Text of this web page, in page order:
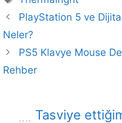
PlayStation 5 ve
Neler?
PS5 Klavye Mouse
Rehber
Tasviye